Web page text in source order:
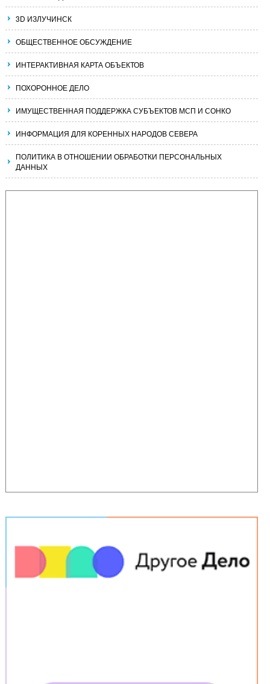
3D ИЗЛУЧИНСК
ОБЩЕСТВЕННОЕ ОБСУЖДЕНИЕ
ИНТЕРАКТИВНАЯ КАРТА ОБЪЕКТОВ
ПОХОРОННОЕ ДЕЛО
ИМУЩЕСТВЕННАЯ ПОДДЕРЖКА СУБЪЕКТОВ МСП И СОНКО
ИНФОРМАЦИЯ ДЛЯ КОРЕННЫХ НАРОДОВ СЕВЕРА
ПОЛИТИКА В ОТНОШЕНИИ ОБРАБОТКИ ПЕРСОНАЛЬНЫХ
ДАННЫХ